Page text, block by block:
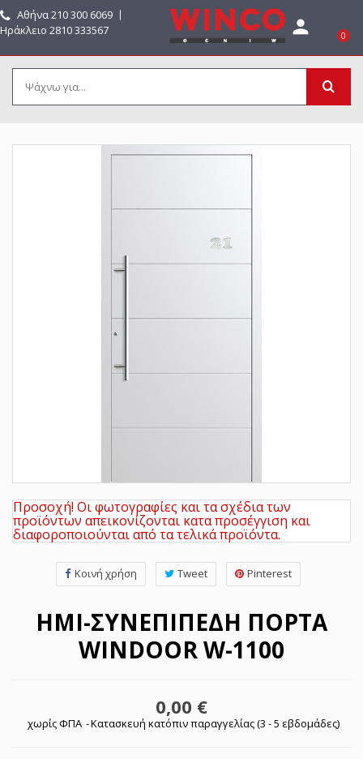
Αθήνα210 300 6069 〡
Ηράκλειο 2810 333567
 0
Προσοχή! Οι φωτογραφίες και τα σχέδια των
προϊόντων απεικονίζονται κατα προσέγγιση και
διαφοροποιούνται από τα τελικά προϊόντα.
Κοινή χρήση Tweet Pinterest
ΗΜΙ-ΣΥΝΕΠΊΠΕΔΗ ΠΌΡΤΑ
WINDOOR W-1100
0,00 €
χωρίς ΦΠΑ Κατασκευή κατόπιν παραγγελίας (3 - 5 εβδομάδες)